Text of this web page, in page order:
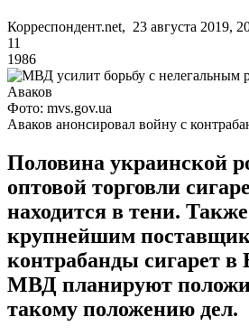
Корреспондент.net, 23 августа 2019,
11
1986
Фото: mvs.gov.ua
Аваков анонсировал войну с
Половина украинской
оптовой торговли
находится в тени.
крупнейшим
контрабанды сигарет в
МВД планируют
такому положению дел.